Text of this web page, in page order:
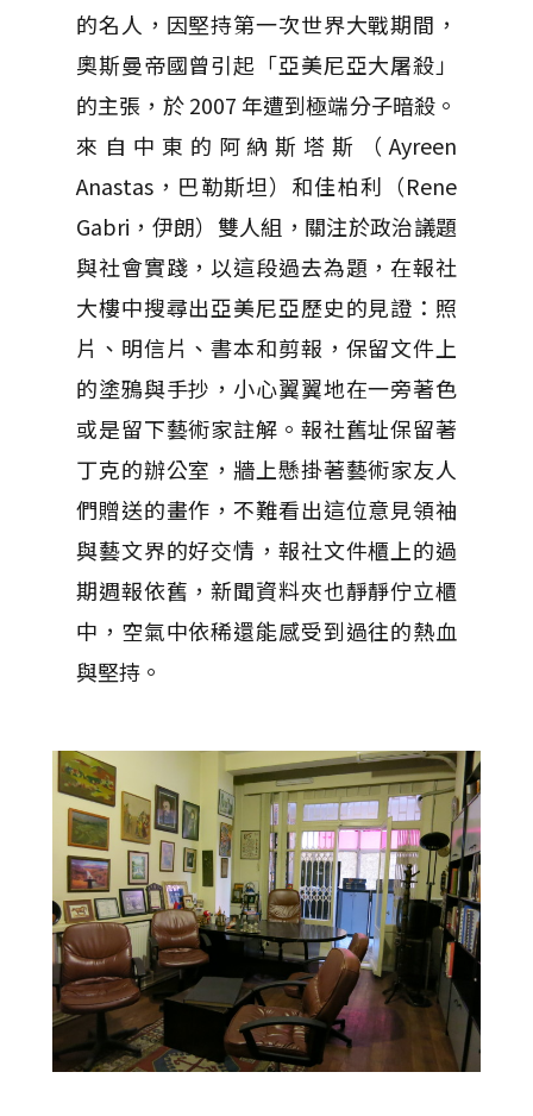
的名人，因堅持第一次世界大戰期間，
奧斯曼帝國曾引起「亞美尼亞大屠殺」
的主張，於 2007 年遭到極端分子暗殺。
來自中東的阿納斯塔斯（Ayreen
Anastas，巴勒斯坦）和佳柏利（Rene
Gabri，伊朗）雙人組，關注於政治議題
與社會實踐，以這段過去為題，在報社
大樓中搜尋出亞美尼亞歷史的見證：照
片、明信片、書本和剪報，保留文件上
的塗鴉與手抄，小心翼翼地在一旁著色
或是留下藝術家註解。報社舊址保留著
丁克的辦公室，牆上懸掛著藝術家友人
們贈送的畫作，不難看出這位意見領袖
與藝文界的好交情，報社文件櫃上的過
期週報依舊，新聞資料夾也靜靜佇立櫃
中，空氣中依稀還能感受到過往的熱血
與堅持。